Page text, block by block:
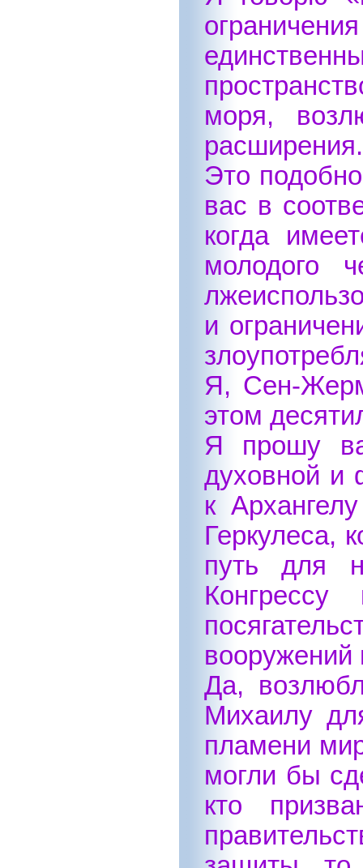
моря,
расширения.
Это
вас в
когда
молодого
и
Я, Сен-
этом
Я прошу
духовной и
к
Геркулеса,
путь для
вооружений
Да,
Михаилу
пламени
могли бы
кто